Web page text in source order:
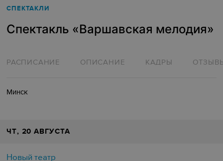
СПЕКТАКЛИ
Спектакль «Варшавская мелодия»
РАСПИСАНИЕ ОПИСАНИЕ КАДРЫ
Минск
ЧТ, 20 АВГУСТА
Новый театр